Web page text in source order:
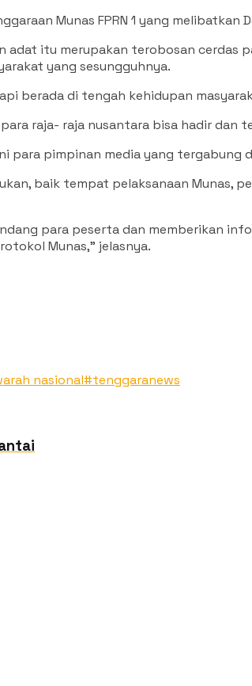
Munas FPRN 1 yang melibatkan
adat itu merupakan terobosan
yang sesungguhnya.
berada di tengah kehidupan
raja- raja nusantara bisa hadir dan
para pimpinan media yang tergabung
baik tempat pelaksanaan Munas,
para peserta dan memberikan
Munas,” jelasnya.
nasional#tenggaranews